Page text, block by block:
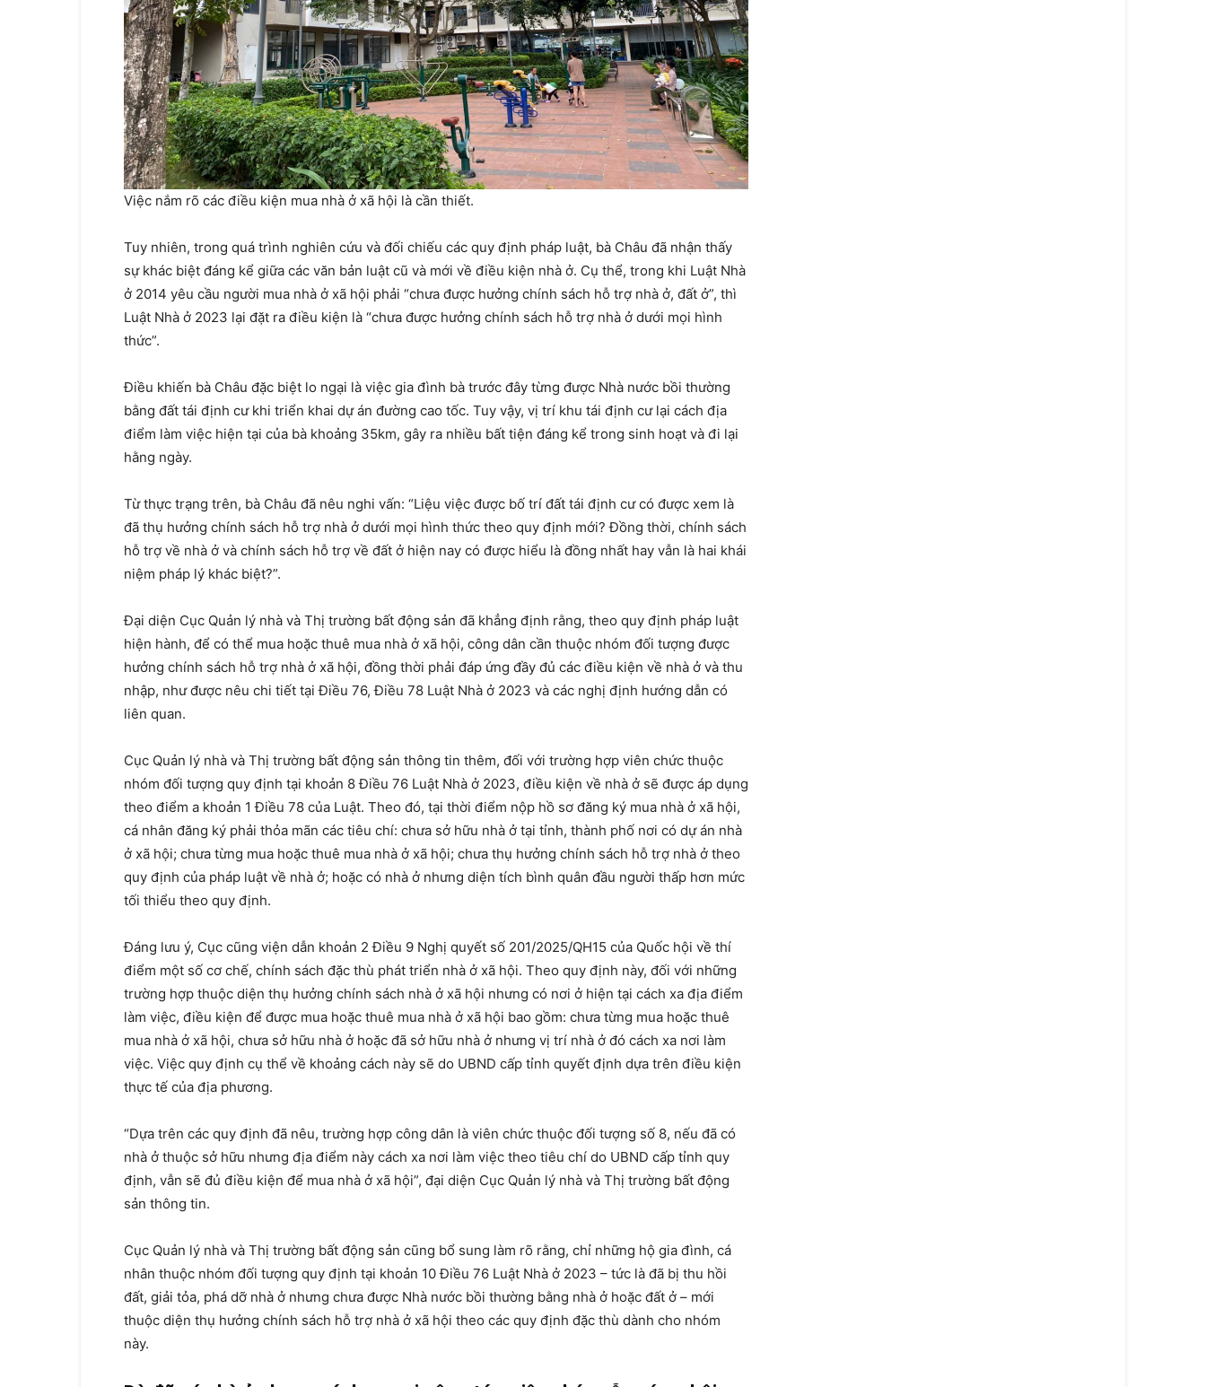
Việc nắm rõ các điều kiện mua nhà ở xã hội là cần thiết.
Tuy nhiên, trong quá trình nghiên cứu và đối chiếu các quy định pháp luật, bà Châu đã nhận thấy
sự khác biệt đáng kể giữa các văn bản luật cũ và mới về điều kiện nhà ở. Cụ thể, trong khi Luật Nhà
ở 2014 yêu cầu người mua nhà ở xã hội phải “chưa được hưởng chính sách hỗ trợ nhà ở, đất ở”, thì
Luật Nhà ở 2023 lại đặt ra điều kiện là “chưa được hưởng chính sách hỗ trợ nhà ở dưới mọi hình
thức”.
Điều khiến bà Châu đặc biệt lo ngại là việc gia đình bà trước đây từng được Nhà nước bồi thường
bằng đất tái định cư khi triển khai dự án đường cao tốc. Tuy vậy, vị trí khu tái định cư lại cách địa
điểm làm việc hiện tại của bà khoảng 35km, gây ra nhiều bất tiện đáng kể trong sinh hoạt và đi lại
hằng ngày.
Từ thực trạng trên, bà Châu đã nêu nghi vấn: “Liệu việc được bố trí đất tái định cư có được xem là
đã thụ hưởng chính sách hỗ trợ nhà ở dưới mọi hình thức theo quy định mới? Đồng thời, chính sách
hỗ trợ về nhà ở và chính sách hỗ trợ về đất ở hiện nay có được hiểu là đồng nhất hay vẫn là hai khái
niệm pháp lý khác biệt?”.
Đại diện Cục Quản lý nhà và Thị trường bất động sản đã khẳng định rằng, theo quy định pháp luật
hiện hành, để có thể mua hoặc thuê mua nhà ở xã hội, công dân cần thuộc nhóm đối tượng được
hưởng chính sách hỗ trợ nhà ở xã hội, đồng thời phải đáp ứng đầy đủ các điều kiện về nhà ở và thu
nhập, như được nêu chi tiết tại Điều 76, Điều 78 Luật Nhà ở 2023 và các nghị định hướng dẫn có
liên quan.
Cục Quản lý nhà và Thị trường bất động sản thông tin thêm, đối với trường hợp viên chức thuộc
nhóm đối tượng quy định tại khoản 8 Điều 76 Luật Nhà ở 2023, điều kiện về nhà ở sẽ được áp dụng
theo điểm a khoản 1 Điều 78 của Luật. Theo đó, tại thời điểm nộp hồ sơ đăng ký mua nhà ở xã hội,
cá nhân đăng ký phải thỏa mãn các tiêu chí: chưa sở hữu nhà ở tại tỉnh, thành phố nơi có dự án nhà
ở xã hội; chưa từng mua hoặc thuê mua nhà ở xã hội; chưa thụ hưởng chính sách hỗ trợ nhà ở theo
quy định của pháp luật về nhà ở; hoặc có nhà ở nhưng diện tích bình quân đầu người thấp hơn mức
tối thiểu theo quy định.
Đáng lưu ý, Cục cũng viện dẫn khoản 2 Điều 9 Nghị quyết số 201/2025/QH15 của Quốc hội về thí
điểm một số cơ chế, chính sách đặc thù phát triển nhà ở xã hội. Theo quy định này, đối với những
trường hợp thuộc diện thụ hưởng chính sách nhà ở xã hội nhưng có nơi ở hiện tại cách xa địa điểm
làm việc, điều kiện để được mua hoặc thuê mua nhà ở xã hội bao gồm: chưa từng mua hoặc thuê
mua nhà ở xã hội, chưa sở hữu nhà ở hoặc đã sở hữu nhà ở nhưng vị trí nhà ở đó cách xa nơi làm
việc. Việc quy định cụ thể về khoảng cách này sẽ do UBND cấp tỉnh quyết định dựa trên điều kiện
thực tế của địa phương.
“Dựa trên các quy định đã nêu, trường hợp công dân là viên chức thuộc đối tượng số 8, nếu đã có
nhà ở thuộc sở hữu nhưng địa điểm này cách xa nơi làm việc theo tiêu chí do UBND cấp tỉnh quy
định, vẫn sẽ đủ điều kiện để mua nhà ở xã hội”, đại diện Cục Quản lý nhà và Thị trường bất động
sản thông tin.
Cục Quản lý nhà và Thị trường bất động sản cũng bổ sung làm rõ rằng, chỉ những hộ gia đình, cá
nhân thuộc nhóm đối tượng quy định tại khoản 10 Điều 76 Luật Nhà ở 2023 – tức là đã bị thu hồi
đất, giải tỏa, phá dỡ nhà ở nhưng chưa được Nhà nước bồi thường bằng nhà ở hoặc đất ở – mới
thuộc diện thụ hưởng chính sách hỗ trợ nhà ở xã hội theo các quy định đặc thù dành cho nhóm
này.